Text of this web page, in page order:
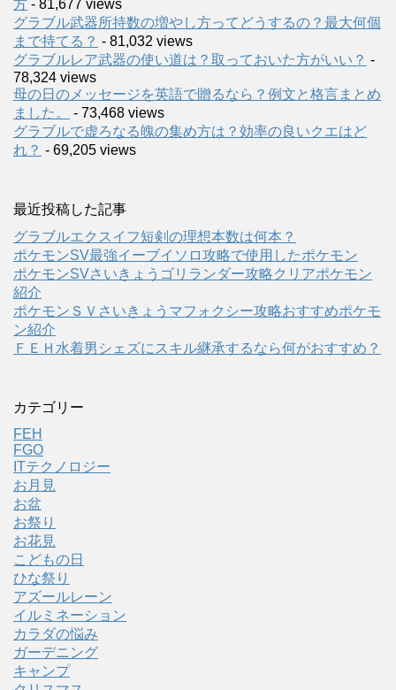
方 - 81,677 views
グラブル武器所持数の増やし方ってどうするの？最大何個
まで持てる？ - 81,032 views
グラブルレア武器の使い道は？取っておいた方がいい？ -
78,324 views
母の日のメッセージを英語で贈るなら？例文と格言まとめ
ました。
- 73,468 views
グラブルで虚ろなる魄の集め方は？効率の良いクエはど
れ？ - 69,205 views
最近投稿した記事
グラブルエクスイフ短剣の理想本数は何本？
ポケモンSV最強イーブイソロ攻略で使用したポケモン
ポケモンSVさいきょうゴリランダー攻略クリアポケモン
紹介
ポケモンＳＶさいきょうマフォクシー攻略おすすめポケモ
ン紹介
ＦＥＨ水着男シェズにスキル継承するなら何がおすすめ？
カテゴリー
FEH
FGO
ITテクノロジー
お月見
お盆
お祭り
お花見
こどもの日
ひな祭り
アズールレーン
イルミネーション
カラダの悩み
ガーデニング
キャンプ